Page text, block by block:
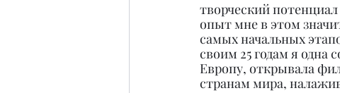
творческий
опыт мне в этом
самых начальных
своим 25 годам я одна
Европу, открывала
странам мира,